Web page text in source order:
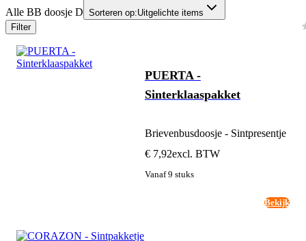
Alle BB doosje D Sorteren op:Uitgelichte items
Filter
PUERTA -
Sinterklaaspakket
Brievenbusdoosje - Sintpresentje
€ 7,92excl. BTW
Vanaf 9 stuks
Bekijk